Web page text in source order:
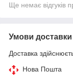
Ще немає відгуків
Умови доставки
Доставка
Нова Пошта